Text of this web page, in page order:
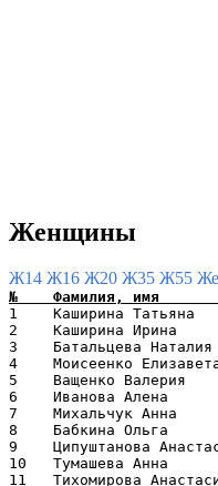
Женщины
Ж14 Ж16 Ж20 Ж35 Ж55
1    Каширина
2    Каширина
3    Батальцева
4    Моисеенко
5    Ващенко
6    Иванова Алена
7    Михальчук
8    Бабкина
9    Ципуштанова
10   Тумашева Анна
11   Тихомирова